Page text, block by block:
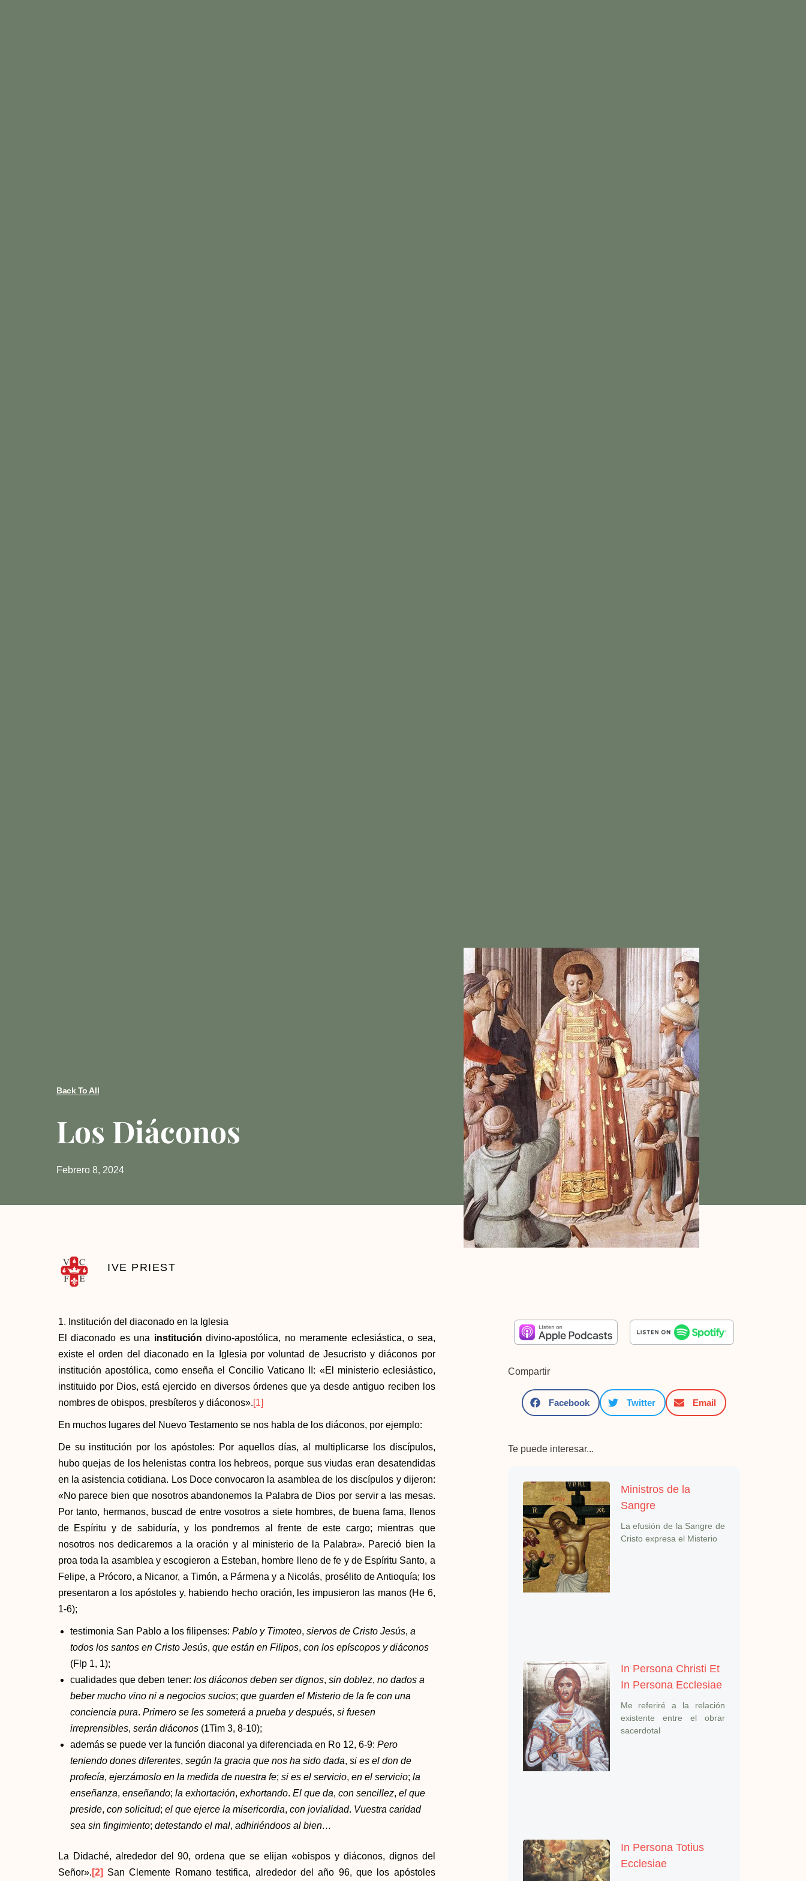
Back To All
Los Diáconos
Febrero 8, 2024
IVE PRIEST
1. Institución del diaconado en la Iglesia
El diaconado es una institucióndivino-apostólica, no meramente eclesiástica, o sea,
existe el orden del diaconado en la Iglesia por voluntad de Jesucristo y diáconos por
institución apostólica, como enseña el Concilio Vaticano II: «El ministerio eclesiástico,
instituido por Dios, está ejercido en diversos órdenes que ya desde antiguo reciben los
nombres de obispos, presbíteros y diáconos».[1]
En muchos lugares del Nuevo Testamento se nos habla de los diáconos, por ejemplo:
De su institución por los apóstoles: Por aquellos días, al multiplicarse los discípulos,
hubo quejas de los helenistas contra los hebreos, porque sus viudas eran desatendidas
en la asistencia cotidiana. Los Doce convocaron la asamblea de los discípulos y dijeron:
«No parece bien que nosotros abandonemos la Palabra de Dios por servir a las mesas.
Por tanto, hermanos, buscad de entre vosotros a siete hombres, de buena fama, llenos
de Espíritu y de sabiduría, y los pondremos al frente de este cargo; mientras que
nosotros nos dedicaremos a la oración y al ministerio de la Palabra». Pareció bien la
proa toda la asamblea y escogieron a Esteban, hombre lleno de fe y de Espíritu Santo, a
Felipe, a Prócoro, a Nicanor, a Timón, a Pármena y a Nicolás, prosélito de Antioquía; los
presentaron a los apóstoles y, habiendo hecho oración, les impusieron las manos (He 6,
1-6);
testimonia San Pablo a los filipenses: Pablo y Timoteo, siervos de Cristo Jesús, a
todos los santos en Cristo Jesús, que están en Filipos, con los epíscopos y diáconos
(Flp 1, 1);
cualidades que deben tener: los diáconos deben ser dignos, sin doblez, no dados a
beber mucho vino ni a negocios sucios; que guarden el Misterio de la fe con una
conciencia pura. Primero se les someterá a prueba y después, si fuesen
irreprensibles, serán diáconos (1Tim 3, 8-10);
además se puede ver la función diaconal ya diferenciada en Ro 12, 6-9: Pero
teniendo dones diferentes, según la gracia que nos ha sido dada, si es el don de
profecía, ejerzámoslo en la medida de nuestra fe; si es el servicio, en el servicio; la
enseñanza, enseñando; la exhortación, exhortando. El que da, con sencillez, el que
preside, con solicitud; el que ejerce la misericordia, con jovialidad. Vuestra caridad
sea sin fingimiento; detestando el mal, adhiriéndoos al bien…
La Didaché, alrededor del 90, ordena que se elijan «obispos y diáconos, dignos del
Señor». [2] San Clemente Romano testifica, alrededor del año 96, que los apóstoles
Compartir
Facebook Twitter Email
Te puede interesar...
Ministros de la
Sangre
La efusión de la Sangre de
Cristo expresa el Misterio
In Persona Christi Et
In Persona Ecclesiae
Me referiré a la relación
existente entre el obrar
sacerdotal
In Persona Totius
Ecclesiae